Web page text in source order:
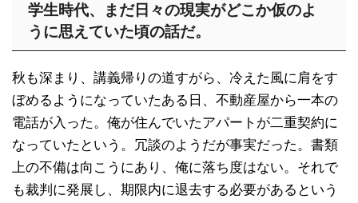
学生時代、まだ日々の現実がどこか仮のよ
うに思えていた頃の話だ。
秋も深まり、講義帰りの道すがら、冷えた風に肩をす
ぼめるようになっていたある日、不動産屋から一本の
電話が入った。俺が住んでいたアパートが二重契約に
なっていたという。冗談のようだが事実だった。書類
上の不備は向こうにあり、俺に落ち度はない。それで
も裁判に発展し、期限内に退去する必要があるという